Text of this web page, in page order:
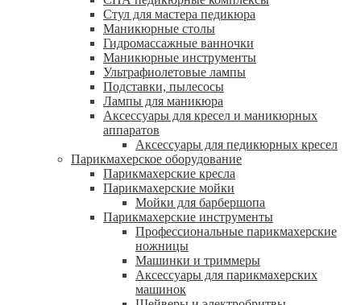
Стул для мастера педикюра
Маникюрные столы
Гидромассажные ванночки
Маникюрные инструменты
Ультрафиолетовые лампы
Подставки, пылесосы
Лампы для маникюра
Аксессуары для кресел и маникюрных
аппаратов
Аксессуары для педикюрных кресел
Парикмахерское оборудование
Парикмахерские кресла
Парикмахерские мойки
Мойки для барбершопа
Парикмахерские инструменты
Профессиональные парикмахерские
ножницы
Машинки и триммеры
Аксессуары для парикмахерских
машинок